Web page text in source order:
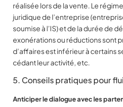
réalisée lors de la vente. Le
juridique de l’entreprise
soumise à l’IS) et de la durée de
exonérations ou réductions sont
d’affaires est inférieur à certains
cédant leur activité, etc.
5. Conseils pratiques pour
Anticiper le dialogue avec les